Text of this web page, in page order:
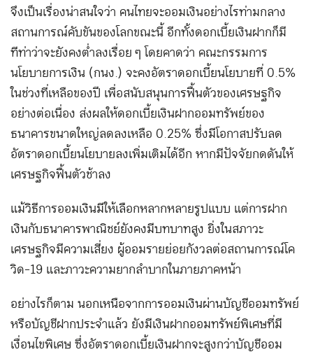
จึงเป็นเรื่องน่าสนใจว่า คนไทยจะออมเงินอย่างไรท่ามกลาง
สถานการณ์คับขันของโลกขณะนี้ อีกทั้งดอกเบี้ยเงินฝากก็มี
ทีท่าว่าจะยังคงต่ำลงเรื่อย ๆ โดยคาดว่า คณะกรรมการ
นโยบายการเงิน (กนง.) จะคงอัตราดอกเบี้ยนโยบายที่ 0.5%
ในช่วงที่เหลือของปี เพื่อสนับสนุนการฟื้นตัวของเศรษฐกิจ
อย่างต่อเนื่อง ส่งผลให้ดอกเบี้ยเงินฝากออมทรัพย์ของ
ธนาคารขนาดใหญ่ลดลงเหลือ 0.25% ซึ่งมีโอกาสปรับลด
อัตราดอกเบี้ยนโยบายลงเพิ่มเติมได้อีก หากมีปัจจัยกดดันให้
เศรษฐกิจฟื้นตัวช้าลง
แม้วิธีการออมเงินมีให้เลือกหลากหลายรูปแบบ แต่การฝาก
เงินกับธนาคารพาณิชย์ยังคงมีบทบาทสูง ยิ่งในสภาวะ
เศรษฐกิจมีความเสี่ยง ผู้ออมรายย่อยกังวลต่อสถานการณ์โค
วิด-19 และภาวะความยากลำบากในภายภาคหน้า
อย่างไรก็ตาม นอกเหนือจากการออมเงินผ่านบัญชีออมทรัพย์
หรือบัญชีฝากประจำแล้ว ยังมีเงินฝากออมทรัพย์พิเศษที่มี
เงื่อนไขพิเศษ ซึ่งอัตราดอกเบี้ยเงินฝากจะสูงกว่าบัญชีออม